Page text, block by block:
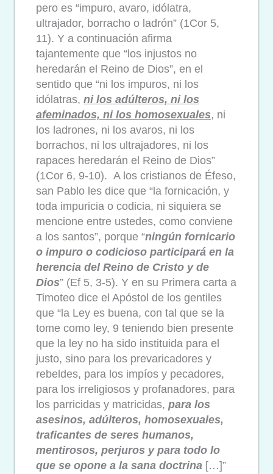
pero es “impuro, avaro, idólatra,
ultrajador, borracho o ladrón” (1Cor 5,
11). Y a continuación afirma
tajantemente que “los injustos no
heredarán el Reino de Dios”, en el
sentido que “ni los impuros, ni los
idólatras, ni los adúlteros, ni los
afeminados, ni los homosexuales, ni
los ladrones, ni los avaros, ni los
borrachos, ni los ultrajadores, ni los
rapaces heredarán el Reino de Dios”
(1Cor 6, 9-10). A los cristianos de Éfeso,
san Pablo les dice que “la fornicación, y
toda impuricia o codicia, ni siquiera se
mencione entre ustedes, como conviene
a los santos”, porque “ningún fornicario
o impuro o codicioso participará en la
herencia del Reino de Cristo y de
Dios” (Ef 5, 3-5). Y en su Primera carta a
Timoteo dice el Apóstol de los gentiles
que “la Ley es buena, con tal que se la
tome como ley, 9 teniendo bien presente
que la ley no ha sido instituida para el
justo, sino para los prevaricadores y
rebeldes, para los impíos y pecadores,
para los irreligiosos y profanadores, para
los parricidas y matricidas, para los
asesinos, adúlteros, homosexuales,
traficantes de seres humanos,
mentirosos, perjuros y para todo lo
que se opone a la sana doctrina […]”